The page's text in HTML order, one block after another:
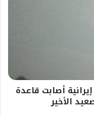
أصابت قاعدة
الأخير